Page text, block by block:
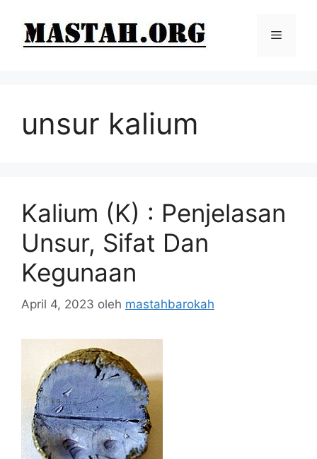
Menu
unsur kalium
Kalium (K) : Penjelasan
Unsur, Sifat Dan
Kegunaan
April 4, 2023 oleh mastahbarokah